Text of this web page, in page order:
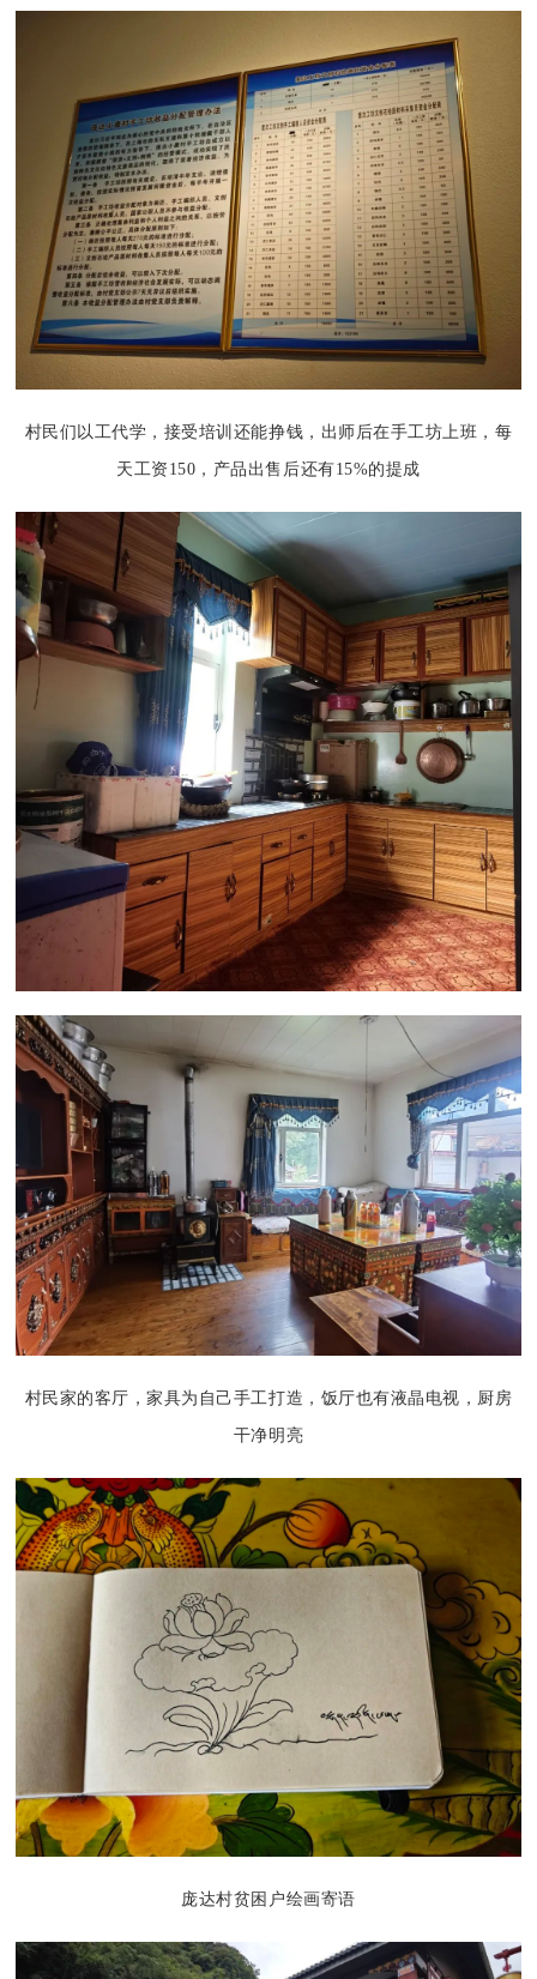
村民们以工代学，接受培训还能挣钱，出师后在手工坊上班，每
天工资150，产品出售后还有15%的提成
村民家的客厅，家具为自己手工打造，饭厅也有液晶电视，厨房
干净明亮
庞达村贫困户绘画寄语